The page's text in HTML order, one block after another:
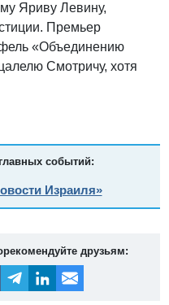
Яриву Левину,
Премьер
«Объединению
Смотричу, хотя
событий:
Израиля»
друзьям: